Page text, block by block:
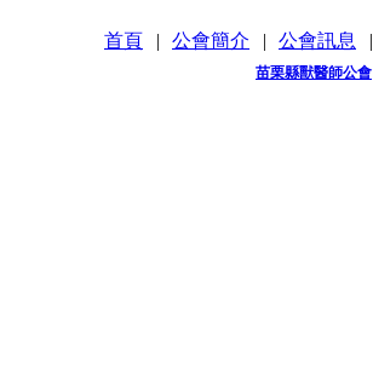
首頁 | 公會簡介 | 公會訊息 |
苗栗縣獸醫師公會